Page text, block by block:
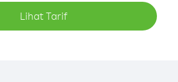
Lihat Tarif